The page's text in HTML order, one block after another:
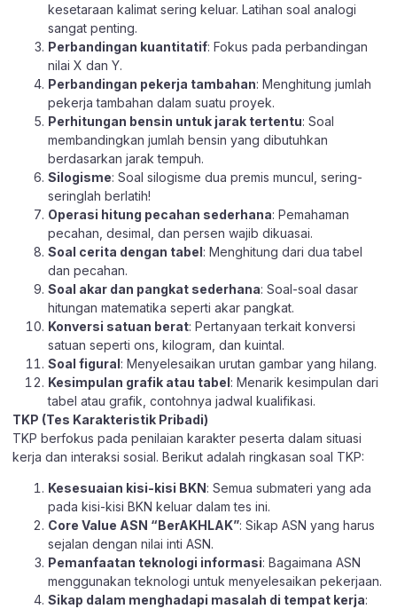
kesetaraan kalimat sering keluar. Latihan soal analogi
sangat penting.
Perbandingan kuantitatif: Fokus pada perbandingan
nilai X dan Y.
Perbandingan pekerja tambahan: Menghitung jumlah
pekerja tambahan dalam suatu proyek.
Perhitungan bensin untuk jarak tertentu: Soal
membandingkan jumlah bensin yang dibutuhkan
berdasarkan jarak tempuh.
Silogisme: Soal silogisme dua premis muncul, sering-
seringlah berlatih!
Operasi hitung pecahan sederhana: Pemahaman
pecahan, desimal, dan persen wajib dikuasai.
Soal cerita dengan tabel: Menghitung dari dua tabel
dan pecahan.
Soal akar dan pangkat sederhana: Soal-soal dasar
hitungan matematika seperti akar pangkat.
Konversi satuan berat: Pertanyaan terkait konversi
satuan seperti ons, kilogram, dan kuintal.
Soal figural: Menyelesaikan urutan gambar yang hilang.
Kesimpulan grafik atau tabel: Menarik kesimpulan dari
tabel atau grafik, contohnya jadwal kualifikasi.
TKP (Tes Karakteristik Pribadi)
TKP berfokus pada penilaian karakter peserta dalam situasi
kerja dan interaksi sosial. Berikut adalah ringkasan soal TKP:
Kesesuaian kisi-kisi BKN: Semua submateri yang ada
pada kisi-kisi BKN keluar dalam tes ini.
Core Value ASN “BerAKHLAK”: Sikap ASN yang harus
sejalan dengan nilai inti ASN.
Pemanfaatan teknologi informasi: Bagaimana ASN
menggunakan teknologi untuk menyelesaikan pekerjaan.
Sikap dalam menghadapi masalah di tempat kerja: